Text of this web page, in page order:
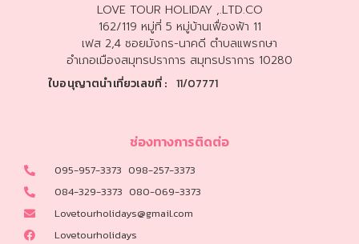
LOVE TOUR HOLIDAY ,.LTD.CO
162/119 หมู่ที่ 5 หมู่บ้านเฟื่องฟ้า 11
เฟส 2,4 ซอยมังกร-นาคดี ตำบลแพรกษา
อำเภอเมืองสมุทรปราการ สมุทรปราการ 10280
ใบอนุญาตนำเที่ยวเลขที่ : 11/07771
ช่องทางการติดต่อ
095-957-3373 098-257-3373
084-329-3373 080-069-3373
Lovetourholidays@gmail.com
Lovetourholidays